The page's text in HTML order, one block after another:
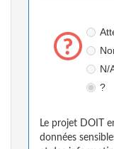
N/
?
Le projet DOIT
données